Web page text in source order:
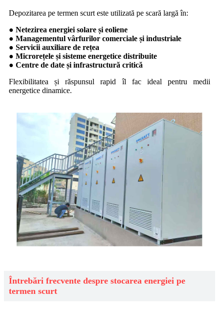
Depozitarea pe termen scurt este utilizată pe scară largă în:
● Netezirea energiei solare și eoliene
● Managementul vârfurilor comerciale și industriale
● Servicii auxiliare de rețea
● Microrețele și sisteme energetice distribuite
● Centre de date și infrastructură critică
Flexibilitatea și răspunsul rapid îl fac ideal pentru medii
energetice dinamice.
Întrebări frecvente despre stocarea energiei pe
termen scurt